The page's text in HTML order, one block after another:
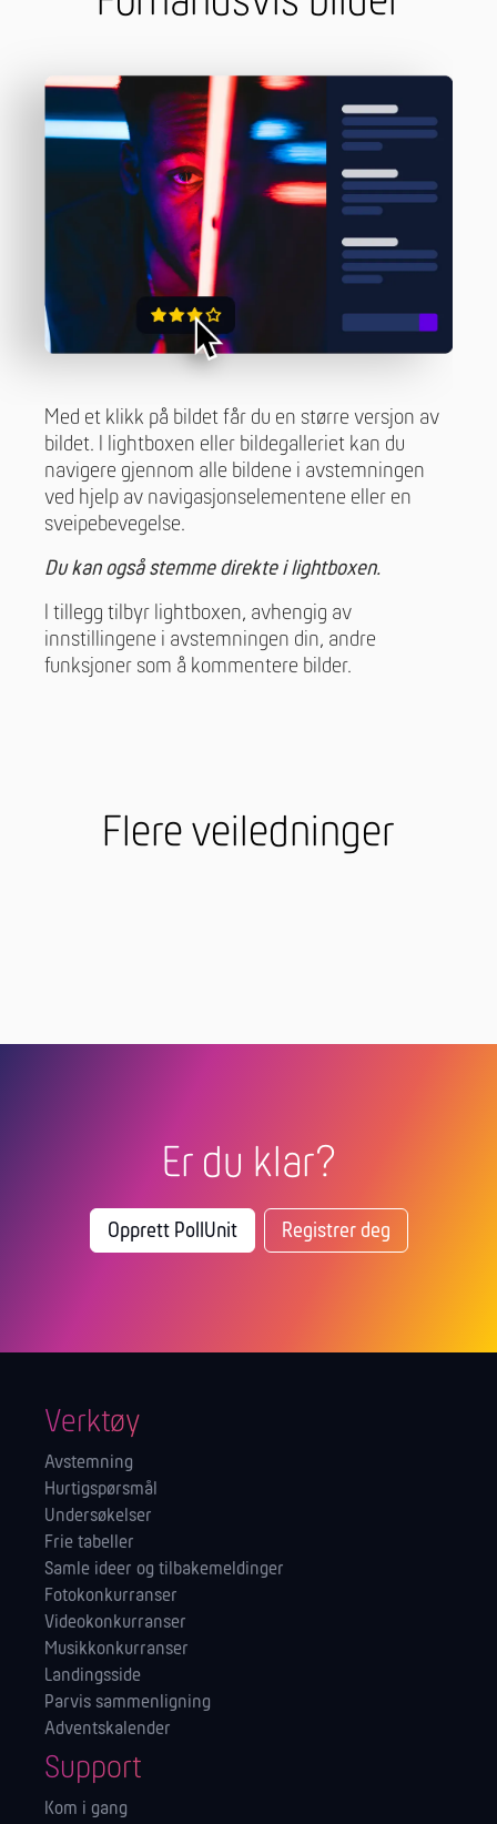
Med et klikk på bildet får du en større versjon av
bildet. I lightboxen eller bildegalleriet kan du
navigere gjennom alle bildene i avstemningen
ved hjelp av navigasjonselementene eller en
sveipebevegelse.
Du kan også stemme direkte i lightboxen.
I tillegg tilbyr lightboxen, avhengig av
innstillingene i avstemningen din, andre
funksjoner som å kommentere bilder.
Flere veiledninger
Er du klar?
Opprett PollUnit Registrer deg
Verktøy
Avstemning
Hurtigspørsmål
Undersøkelser
Frie tabeller
Samle ideer og tilbakemeldinger
Fotokonkurranser
Videokonkurranser
Musikkonkurranser
Landingsside
Parvis sammenligning
Adventskalender
Support
Kom i gang